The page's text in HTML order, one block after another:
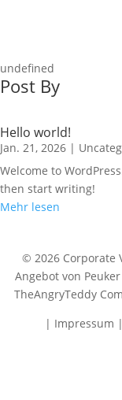
undefined
Post By
Hello world!
Jan. 21, 2026 |
Welcome to
then start writing!
Mehr lesen
© 2026 Corporate
Angebot von
TheAngryTeddy
| Impressum |